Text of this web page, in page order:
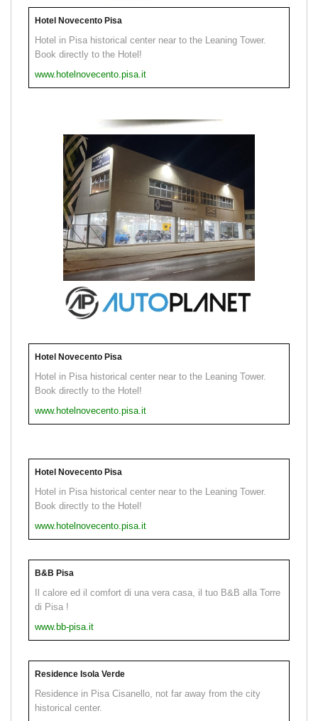
Hotel Novecento Pisa
Hotel in Pisa historical center near to the Leaning Tower.
Book directly to the Hotel!
www.hotelnovecento.pisa.it
Hotel Novecento Pisa
Hotel in Pisa historical center near to the Leaning Tower.
Book directly to the Hotel!
www.hotelnovecento.pisa.it
Hotel Novecento Pisa
Hotel in Pisa historical center near to the Leaning Tower.
Book directly to the Hotel!
www.hotelnovecento.pisa.it
B&B Pisa
Il calore ed il comfort di una vera casa, il tuo B&B alla Torre
di Pisa !
www.bb-pisa.it
Residence Isola Verde
Residence in Pisa Cisanello, not far away from the city
historical center.